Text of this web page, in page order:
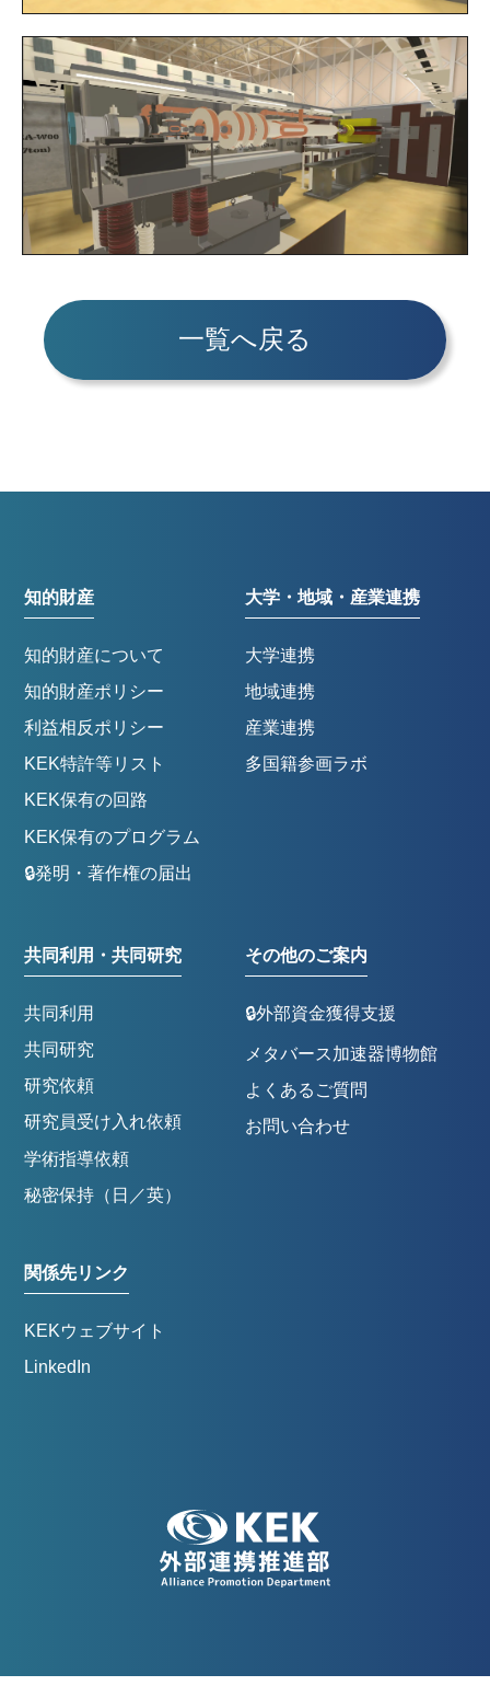
一覧へ戻る
知的財産
知的財産について
知的財産ポリシー
利益相反ポリシー
KEK特許等リスト
KEK保有の回路
KEK保有のプログラム
🔒発明・著作権の届出
大学・地域・産業連携
大学連携
地域連携
産業連携
多国籍参画ラボ
共同利用・共同研究
共同利用
共同研究
研究依頼
研究員受け入れ依頼
学術指導依頼
秘密保持（日／英）
その他のご案内
🔒外部資金獲得支援
メタバース加速器博物館
よくあるご質問
お問い合わせ
関係先リンク
KEKウェブサイト
LinkedIn